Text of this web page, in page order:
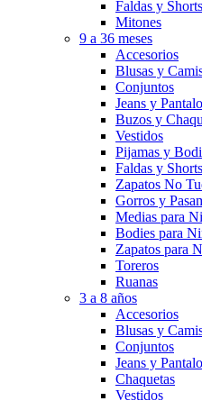
Faldas y Shorts
Mitones
9 a 36 meses
Accesorios
Blusas y
Conjuntos
Jeans y
Buzos y
Vestidos
Pijamas y
Faldas y Shorts
Zapatos No
Gorros y
Medias para
Bodies para
Zapatos para
Toreros
Ruanas
3 a 8 años
Accesorios
Blusas y
Conjuntos
Jeans y
Chaquetas
Vestidos